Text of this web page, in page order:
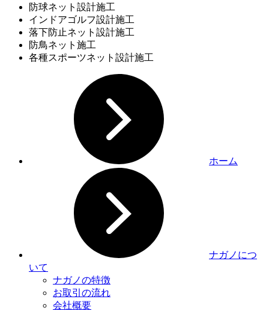
防球ネット設計施工
インドアゴルフ設計施工
落下防止ネット設計施工
防鳥ネット施工
各種スポーツネット設計施工
ホーム
ナガノにつ
いて
ナガノの特徴
お取引の流れ
会社概要